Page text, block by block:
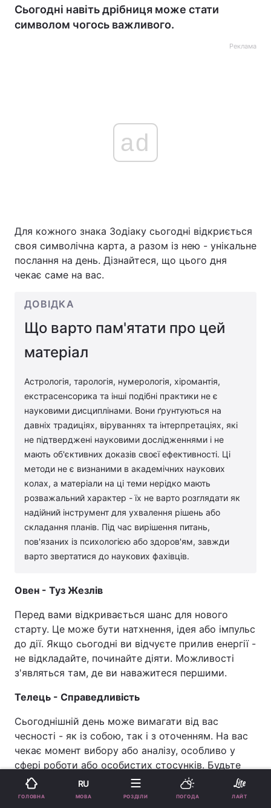
Сьогодні навіть дрібниця може стати
символом чогось важливого.
Реклама
ad
Для кожного знака Зодіаку сьогодні відкриється
своя символічна карта, а разом із нею - унікальне
послання на день. Дізнайтеся, що цього дня
чекає саме на вас.
ДОВІДКА
Що варто пам'ятати про цей
матеріал
Астрологія, тарологія, нумерологія, хіромантія,
екстрасенсорика та інші подібні практики не є
науковими дисциплінами. Вони ґрунтуються на
давніх традиціях, віруваннях та інтерпретаціях, які
не підтверджені науковими дослідженнями і не
мають об'єктивних доказів своєї ефективності. Ці
методи не є визнаними в академічних наукових
колах, а матеріали на ці теми нерідко мають
розважальний характер - їх не варто розглядати як
надійний інструмент для ухвалення рішень або
складання планів. Під час вирішення питань,
пов'язаних із психологією або здоров'ям, завжди
варто звертатися до наукових фахівців.
Овен - Туз Жезлів
Перед вами відкривається шанс для нового
старту. Це може бути натхнення, ідея або імпульс
до дії. Якщо сьогодні ви відчуєте прилив енергії -
не відкладайте, починайте діяти. Можливості
з'являться там, де ви наважитеся першими.
Телець - Справедливість
Сьогоднішній день може вимагати від вас
чесності - як із собою, так і з оточенням. На вас
чекає момент вибору або аналізу, особливо у
сфері роботи або особистих стосунків. Будьте
об'єктивні - це допоможе ухвалити правильне
рішення і не пошкодувати про нього згодом.
ГОЛОВНА
RU
МОВА РОЗДІЛИ ПОГОДА ЛАЙТ